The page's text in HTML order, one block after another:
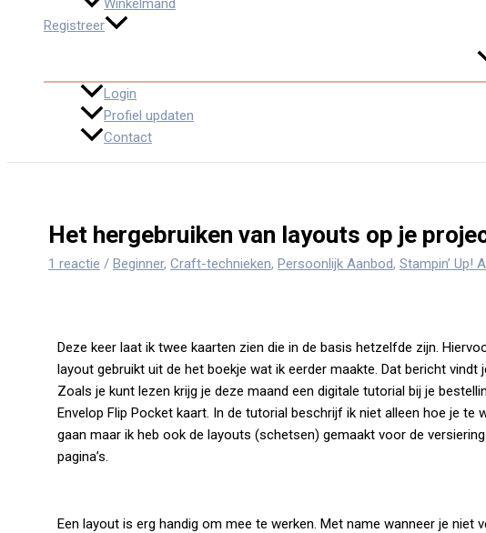
Winkelmand
Registreer
Login
Profiel updaten
Contact
Het hergebruiken van layouts op je
1 reactie / Beginner, Craft-technieken, Persoonlijk Aanbod, Stampin’ Up!
Deze keer laat ik twee kaarten zien die in de basis hetzelfde zijn.
layout gebruikt uit de het boekje wat ik eerder maakte. Dat bericht vindt
Zoals je kunt lezen krijg je deze maand een digitale tutorial bij je
Envelop Flip Pocket kaart. In de tutorial beschrijf ik niet alleen hoe je te
gaan maar ik heb ook de layouts (schetsen) gemaakt voor de
pagina’s.
Een layout is erg handig om mee te werken. Met name wanneer je niet